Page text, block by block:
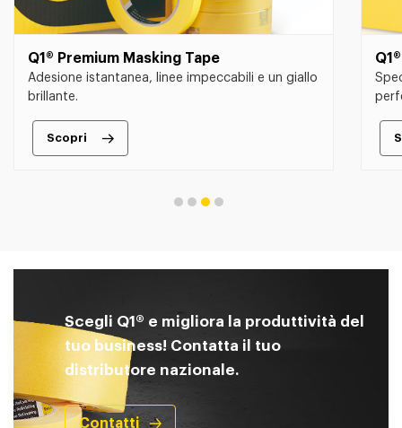
Q1® Premium Masking Tape
Adesione istantanea, linee impeccabili e un giallo
brillante.
Scopri
Scegli Q1® e migliora la produttività del
tuo business! Contatta il tuo
distributore nazionale.
Contatti